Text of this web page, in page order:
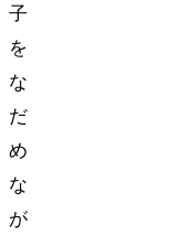
子
を
な
だ
め
な
が